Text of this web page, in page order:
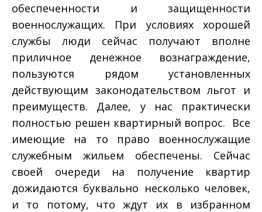
обеспеченности и защищенности
военнослужащих. При условиях хорошей
службы люди сейчас получают вполне
приличное денежное вознаграждение,
пользуются рядом установленных
действующим законодательством льгот и
преимуществ. Далее, у нас практически
полностью решен квартирный вопрос. Все
имеющие на то право военнослужащие
служебным жильем обеспечены. Сейчас
своей очереди на получение квартир
дожидаются буквально несколько человек,
и то потому, что ждут их в избранном